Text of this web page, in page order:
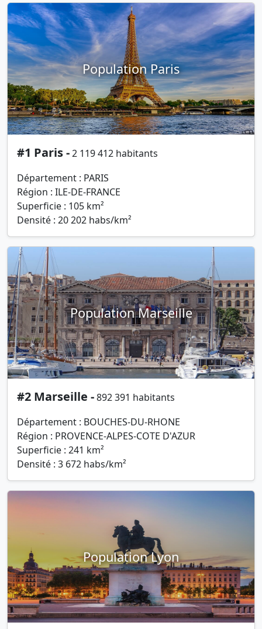
Population Paris
#1 Paris -2 119 412 habitants
Département : PARIS
Région : ILE-DE-FRANCE
Superficie : 105 km²
Densité : 20 202 habs/km²
Population Marseille
#2 Marseille -892 391 habitants
Département : BOUCHES-DU-RHONE
Région : PROVENCE-ALPES-COTE D'AZUR
Superficie : 241 km²
Densité : 3 672 habs/km²
Population Lyon